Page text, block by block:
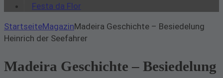
Festa da Flor
StartseiteMagazinMadeira Geschichte – Besiedelung
Heinrich der Seefahrer
Madeira Geschichte – Besiedelung